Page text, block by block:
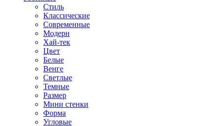
Стиль
Классические
Современные
Модерн
Хай-тек
Цвет
Белые
Венге
Светлые
Темные
Размер
Мини стенки
Форма
Угловые